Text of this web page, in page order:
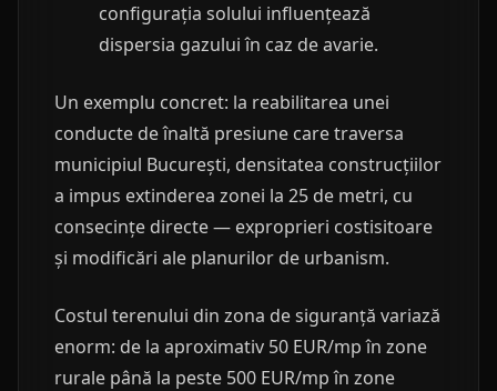
configurația solului influențează
dispersia gazului în caz de avarie.
Un exemplu concret: la reabilitarea unei
conducte de înaltă presiune care traversa
municipiul București, densitatea construcțiilor
a impus extinderea zonei la 25 de metri, cu
consecințe directe — exproprieri costisitoare
și modificări ale planurilor de urbanism.
Costul terenului din zona de siguranță variază
enorm: de la aproximativ 50 EUR/mp în zone
rurale până la peste 500 EUR/mp în zone